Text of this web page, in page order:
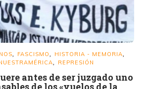
FASCISMO HISTORIA - MEMORIA
REPRESIÓN
antes de ser juzgado uno
de los «vuelos de la